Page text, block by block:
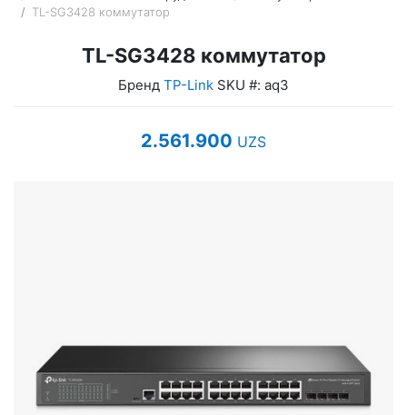
Напольные розетки
Оборудование Mikrotik
Мышки и Клавиатуры
Наушники
TL-SG3428 коммутатор
TL-SG3428 коммутатор
Бренд TP-Link SKU #: aq3
2.561.900 UZS